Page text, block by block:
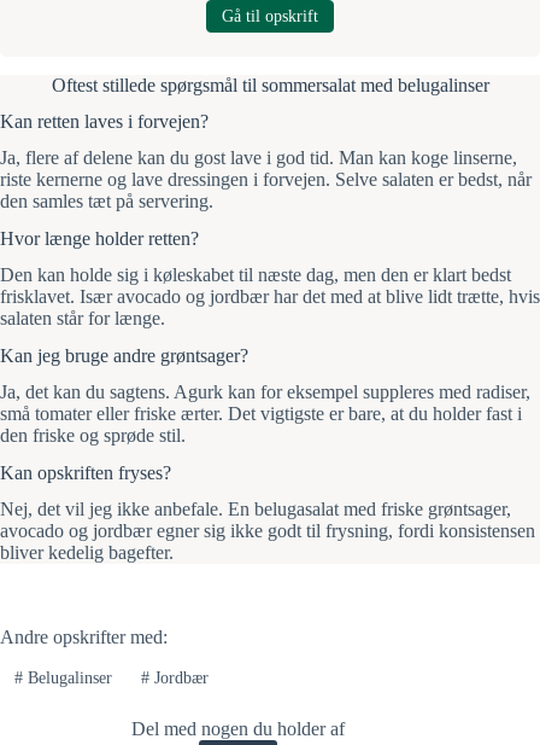
Gå til opskrift
Oftest stillede spørgsmål til sommersalat med belugalinser
Kan retten laves i forvejen?
Ja, flere af delene kan du gost lave i god tid. Man kan koge linserne,
riste kernerne og lave dressingen i forvejen. Selve salaten er bedst, når
den samles tæt på servering.
Hvor længe holder retten?
Den kan holde sig i køleskabet til næste dag, men den er klart bedst
frisklavet. Især avocado og jordbær har det med at blive lidt trætte, hvis
salaten står for længe.
Kan jeg bruge andre grøntsager?
Ja, det kan du sagtens. Agurk kan for eksempel suppleres med radiser,
små tomater eller friske ærter. Det vigtigste er bare, at du holder fast i
den friske og sprøde stil.
Kan opskriften fryses?
Nej, det vil jeg ikke anbefale. En belugasalat med friske grøntsager,
avocado og jordbær egner sig ikke godt til frysning, fordi konsistensen
bliver kedelig bagefter.
Andre opskrifter med:
#Belugalinser #Jordbær
Del med nogen du holder af